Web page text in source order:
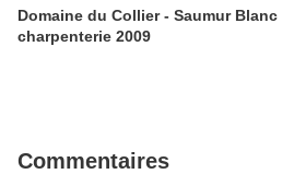
Domaine du Collier - Saumur Blanc
charpenterie 2009
Commentaires